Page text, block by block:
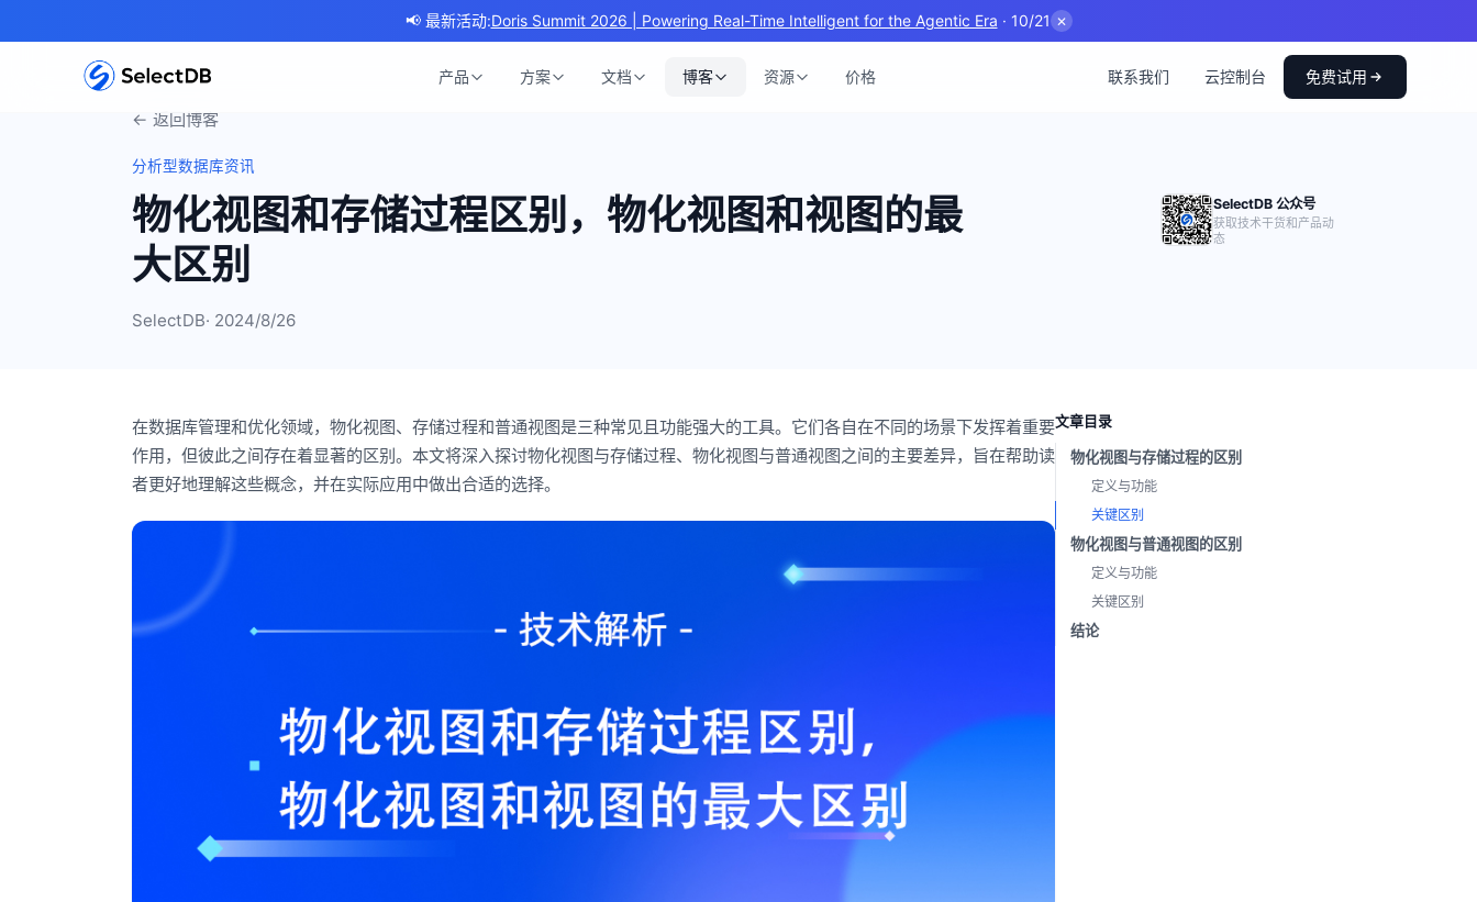
📢 最新活动:Doris Summit 2026 | Powering Real-Time Intelligent for the Agentic Era · 10/21 ✕
产品 方案 文档 博客 资源 价格 联系我们 云控制台 免费试用
← 返回博客
分析型数据库资讯
物化视图和存储过程区别，物化视图和视图的最
大区别
SelectDB· 2024/8/26
SelectDB 公众号
获取技术干货和产品动
态
在数据库管理和优化领域，物化视图、存储过程和普通视图是三种常见且功能强大的工具。它们各自在不同的场景下发挥着重要
作用，但彼此之间存在着显著的区别。本文将深入探讨物化视图与存储过程、物化视图与普通视图之间的主要差异，旨在帮助读
者更好地理解这些概念，并在实际应用中做出合适的选择。
文章目录
物化视图与存储过程的区别
定义与功能
关键区别
物化视图与普通视图的区别
定义与功能
关键区别
结论